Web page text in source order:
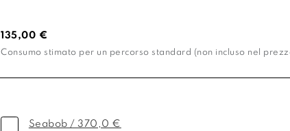
135,00 €
Consumo stimato per un percorso standard (non incluso nel
Seabob / 370,0 €